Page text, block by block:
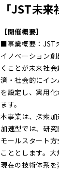
「JST未
【開催概要】
■事業概要：JST
イノベーション
くことが未来社
済・社会的にイ
を設定し、実用
ます。
本事業は、探索
加速型では、研
モールスタート
こととします。
現在の技術体系